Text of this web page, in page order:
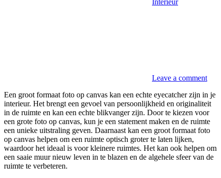
Interieur
Leave a comment
Een groot formaat foto op canvas kan een echte eyecatcher zijn in je
interieur. Het brengt een gevoel van persoonlijkheid en originaliteit
in de ruimte en kan een echte blikvanger zijn. Door te kiezen voor
een grote foto op canvas, kun je een statement maken en de ruimte
een unieke uitstraling geven. Daarnaast kan een groot formaat foto
op canvas helpen om een ruimte optisch groter te laten lijken,
waardoor het ideaal is voor kleinere ruimtes. Het kan ook helpen om
een saaie muur nieuw leven in te blazen en de algehele sfeer van de
ruimte te verbeteren.